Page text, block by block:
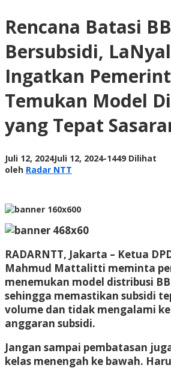
Bersubsidi,
Ingatkan
Pemerintah
Temukan
Model
Distribusi
yang
Tepat
Sasaran
Rencana Batasi
Bersubsidi,
Ingatkan
Temukan Model
yang Tepat
Juli 12, 2024Juli 12, 2024oleh
-1449 Dilihat
oleh Radar NTT
RADARNTT, Jakarta – Ketua
Mahmud Mattalitti meminta
menemukan model distribusi
sehingga memastikan subsidi
volume dan tidak mengalami
anggaran subsidi.
Jangan sampai pembatasan
kelas menengah ke bawah.